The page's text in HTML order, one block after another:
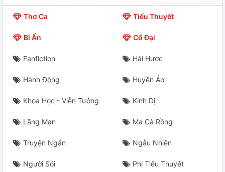
Chương 21
Chương 25
Chương 26
Chương 27
Chương 28
Thơ Ca Tiểu Thuyết
Bí Ẩn Cổ Đại
Fanfiction Hài Hước
Hành Động Huyền Ảo
Khoa Học - Viễn Tưởng Kinh Dị
Lãng Mạn Ma Cà Rồng
Truyện Ngắn Ngẫu Nhiên
Người Sói Phi Tiểu Thuyết